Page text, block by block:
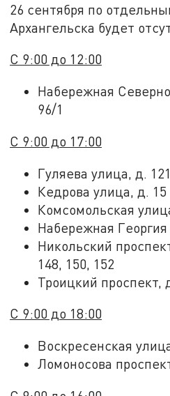
26 сентября по
Архангельска будет
С 9:00 до 12:00
Набережная
96/1
С 9:00 до 17:00
Гуляева улица, д.
Кедрова улица, д. 15
Комсомольская
Набережная
Никольский
148, 150, 152
Троицкий проспект,
С 9:00 до 18:00
Воскресенская
Ломоносова